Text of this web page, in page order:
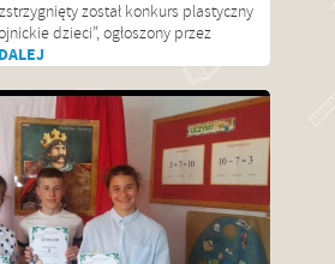
został konkurs plastyczny
dzieci”, ogłoszony przez